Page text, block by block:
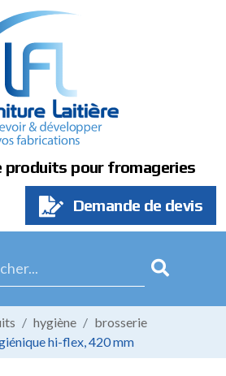
pour fromageries
Demande de devis
hygiène
brosserie
hi-flex, 420 mm
cookies